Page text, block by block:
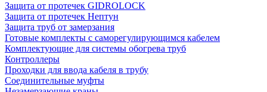
Защита от протечек GIDROLOCK
Защита от протечек Нептун
Защита труб от замерзания
Готовые комплекты с саморегулирующимся кабелем
Комплектующие для системы обогрева труб
Контроллеры
Проходки для ввода кабеля в трубу
Соединительные муфты